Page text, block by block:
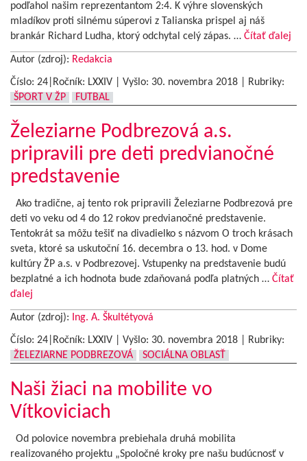
podľahol našim reprezentantom 2:4. K výhre slovenských
mladíkov proti silnému súperovi z Talianska prispel aj náš
brankár Richard Ludha, ktorý odchytal celý zápas. … Čítať ďalej
Autor (zdroj): Redakcia
Číslo: 24|Ročník: LXXIV | Vyšlo: 30. novembra 2018
Rubriky:
ŠPORT V ŽP
FUTBAL
Železiarne Podbrezová a.s.
pripravili pre deti predvianočné
predstavenie
Ako tradične, aj tento rok pripravili Železiarne Podbrezová pre
deti vo veku od 4 do 12 rokov predvianočné predstavenie.
Tentokrát sa môžu tešiť na divadielko s názvom O troch krásach
sveta, ktoré sa uskutoční 16. decembra o 13. hod. v Dome
kultúry ŽP a.s. v Podbrezovej. Vstupenky na predstavenie budú
bezplatné a ich hodnota bude zdaňovaná podľa platných … Čítať
ďalej
Autor (zdroj): Ing. A. Škultétyová
Číslo: 24|Ročník: LXXIV | Vyšlo: 30. novembra 2018
Rubriky:
ŽELEZIARNE PODBREZOVÁ
SOCIÁLNA OBLASŤ
Naši žiaci na mobilite vo
Vítkoviciach
Od polovice novembra prebiehala druhá mobilita
realizovaného projektu „Spoločné kroky pre našu budúcnosť v